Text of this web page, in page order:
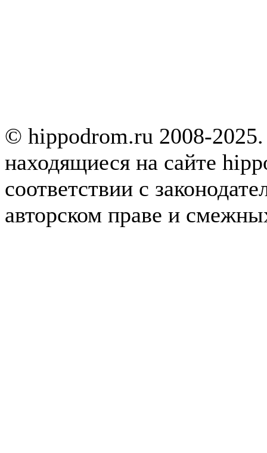
© hippodrom.ru 2008-
находящиеся на сайте
соответствии с
авторском праве и